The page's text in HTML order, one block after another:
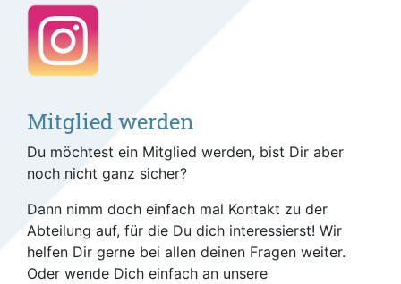
Mitglied werden
Du möchtest ein Mitglied werden, bist Dir aber
noch nicht ganz sicher?
Dann nimm doch einfach mal Kontakt zu der
Abteilung auf, für die Du dich interessierst! Wir
helfen Dir gerne bei allen deinen Fragen weiter.
Oder wende Dich einfach an unsere